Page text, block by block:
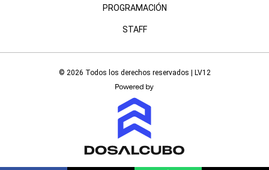
PROGRAMACIÓN
STAFF
© 2026 Todos los derechos reservados | LV12